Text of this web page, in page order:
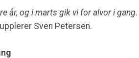
år, og i marts gik vi for alvor i
Sven Petersen.